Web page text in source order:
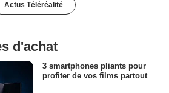
Actus Téléréalité
d'achat
3 smartphones pliants pour
profiter de vos films partout